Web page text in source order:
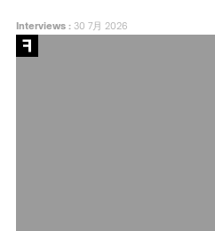
Interviews:30 7月 2026